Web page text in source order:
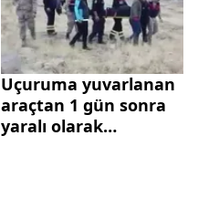
Uçuruma yuvarlanan
araçtan 1 gün sonra
yaralı olarak